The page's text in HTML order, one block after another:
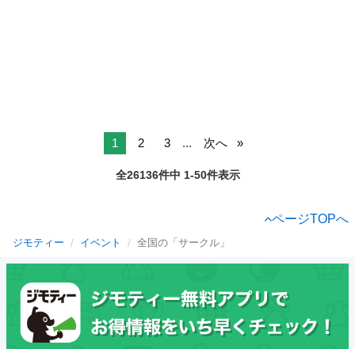
1 2 3 ... 次へ
全26136件中 1-50件表示
ページTOPへ
ジモティー イベント 全国の「サークル」